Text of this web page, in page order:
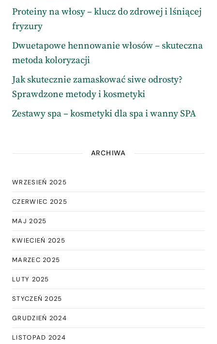
Proteiny na włosy – klucz do zdrowej i lśniącej
fryzury
Dwuetapowe hennowanie włosów – skuteczna
metoda koloryzacji
Jak skutecznie zamaskować siwe odrosty?
Sprawdzone metody i kosmetyki
Zestawy spa – kosmetyki dla spa i wanny SPA
ARCHIWA
WRZESIEŃ 2025
CZERWIEC 2025
MAJ 2025
KWIECIEŃ 2025
MARZEC 2025
LUTY 2025
STYCZEŃ 2025
GRUDZIEŃ 2024
LISTOPAD 2024